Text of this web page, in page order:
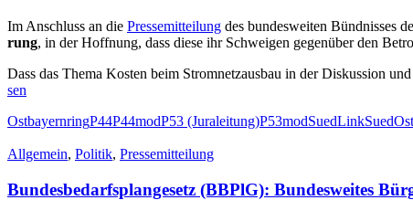
Im Anschluss an die Pres­se­mit­tei­lung des bun­des­wei­ten Bünd­nis­ses
rung, in der Hoff­nung, dass die­se ihr Schwei­gen gegen­über den
Dass das The­ma Kos­ten beim Strom­netz­aus­bau in der Dis­kus­si­on
sen
OstbayernringP44P44modP53 (Juraleitung)P53modSuedLink
Allgemein, Politik, Pressemitteilung
Bun­des­be­darfs­plan­ge­setz (BBPlG): Bun­des­wei­tes